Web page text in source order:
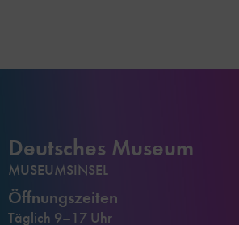
Deutsches Museum
MUSEUMSINSEL
Öffnungszeiten
Täglich 9–17 Uhr